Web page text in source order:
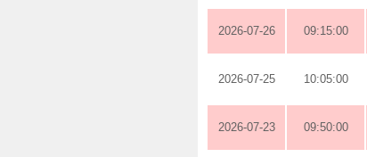
2026-07-26 09:15:00
2026-07-25 10:05:00
2026-07-23 09:50:00